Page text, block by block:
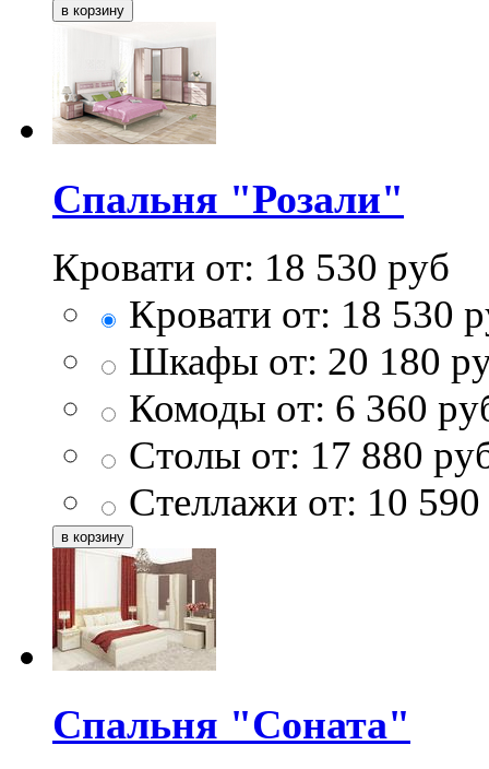
Спальня "Розали"
Кровати от: 18 530 руб
Кровати от: 18 530
Шкафы от: 20 180
Комоды от: 6 360
Столы от: 17 880
Стеллажи от: 10 590
Спальня "Соната"